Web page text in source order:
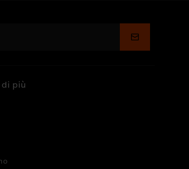
Invia
più